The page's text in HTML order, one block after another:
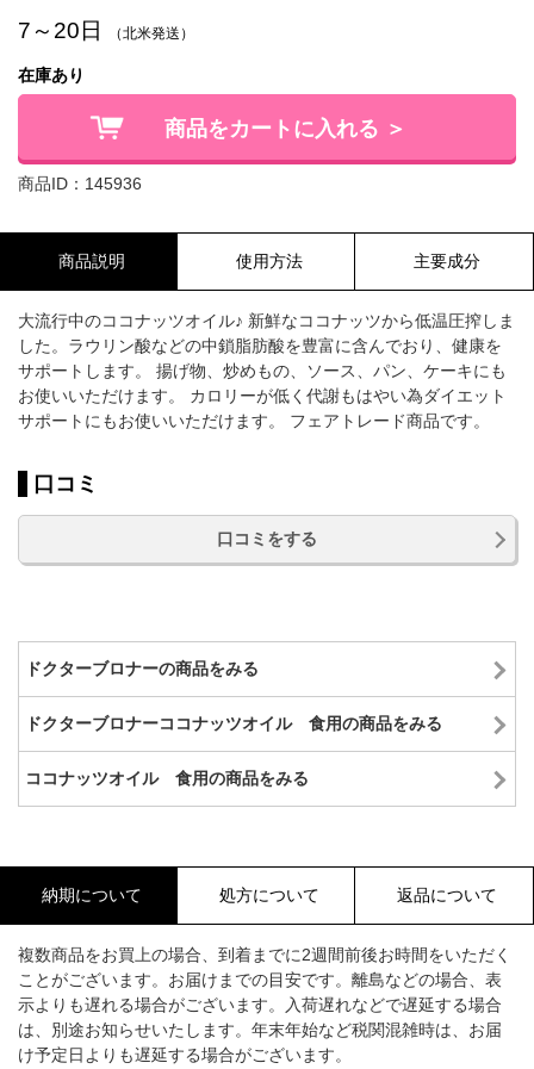
7～20日 （北米発送）
在庫あり
商品をカートに入れる ＞
商品ID：145936
商品説明 使用方法 主要成分
大流行中のココナッツオイル♪ 新鮮なココナッツから低温圧搾しま
した。ラウリン酸などの中鎖脂肪酸を豊富に含んでおり、健康を
サポートします。 揚げ物、炒めもの、ソース、パン、ケーキにも
お使いいただけます。 カロリーが低く代謝もはやい為ダイエット
サポートにもお使いいただけます。 フェアトレード商品です。
口コミ
口コミをする
ドクターブロナーの商品をみる
ドクターブロナーココナッツオイル 食用の商品をみる
ココナッツオイル 食用の商品をみる
納期について 処方について 返品について
複数商品をお買上の場合、到着までに2週間前後お時間をいただく
ことがございます。お届けまでの目安です。離島などの場合、表
示よりも遅れる場合がございます。入荷遅れなどで遅延する場合
は、別途お知らせいたします。年末年始など税関混雑時は、お届
け予定日よりも遅延する場合がございます。